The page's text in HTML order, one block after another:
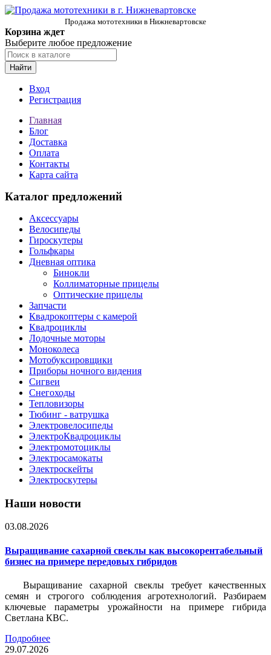
Продажа мототехники в Нижневартовске
Корзина ждет
Выберите любое предложение
Найти
Вход
Регистрация
Главная
Блог
Доставка
Оплата
Контакты
Карта сайта
Каталог предложений
Аксессуары
Велосипеды
Гироскутеры
Гольфкары
Дневная оптика
Бинокли
Коллиматорные прицелы
Оптические прицелы
Запчасти
Квадрокоптеры с камерой
Квадроциклы
Лодочные моторы
Моноколеса
Мотобуксировщики
Приборы ночного видения
Сигвеи
Снегоходы
Тепловизоры
Тюбинг - ватрушка
Электровелосипеды
ЭлектроКвадроциклы
Электромотоциклы
Электросамокаты
Электроскейты
Электроскутеры
Наши новости
03.08.2026
Выращивание сахарной свеклы как высокорентабельный
бизнес на примере передовых гибридов
Выращивание сахарной свеклы требует качественных
семян и строгого соблюдения агротехнологий. Разбираем
ключевые параметры урожайности на примере гибрида
Светлана КВС.
Подробнее
29.07.2026